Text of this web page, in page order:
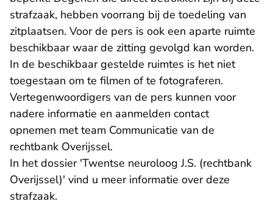
strafzaak, hebben voorrang bij de toedeling van
zitplaatsen. Voor de pers is ook een aparte ruimte
beschikbaar waar de zitting gevolgd kan worden.
In de beschikbaar gestelde ruimtes is het niet
toegestaan om te filmen of te fotograferen.
Vertegenwoordigers van de pers kunnen voor
nadere informatie en aanmelden contact
opnemen met team Communicatie van de
rechtbank Overijssel.
In het dossier 'Twentse neuroloog J.S. (rechtbank
Overijssel)' vind u meer informatie over deze
strafzaak.